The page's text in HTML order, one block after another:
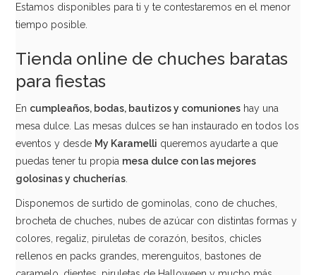
Caramelos Halloween 1 Kg - Intervan
8,95€
Estamos disponibles para ti y te contestaremos en el menor
tiempo posible.
Tienda online de chuches baratas
para fiestas
En cumpleaños, bodas, bautizos y comuniones hay una
mesa dulce. Las mesas dulces se han instaurado en todos los
eventos y desde My Karamelli queremos ayudarte a que
puedas tener tu propia mesa dulce con las mejores
golosinas y chucherías
Disponemos de surtido de gominolas, cono de chuches,
brocheta de chuches, nubes de azúcar con distintas formas y
colores, regaliz, piruletas de corazón, besitos, chicles
rellenos en packs grandes, merenguitos, bastones de